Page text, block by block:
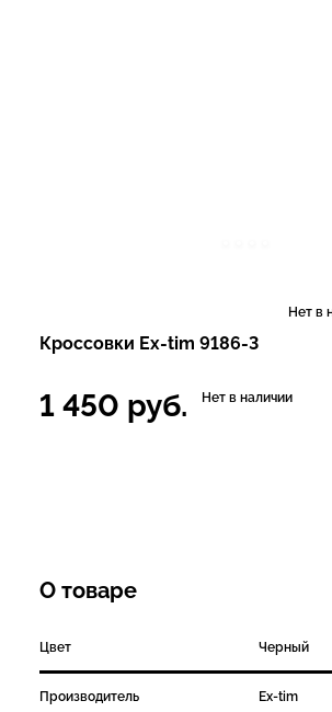
Нет в
Кроссовки Ex-tim 9186-3
1 450 руб. Нет в наличии
О товаре
Цвет Черный
Производитель Ex-tim